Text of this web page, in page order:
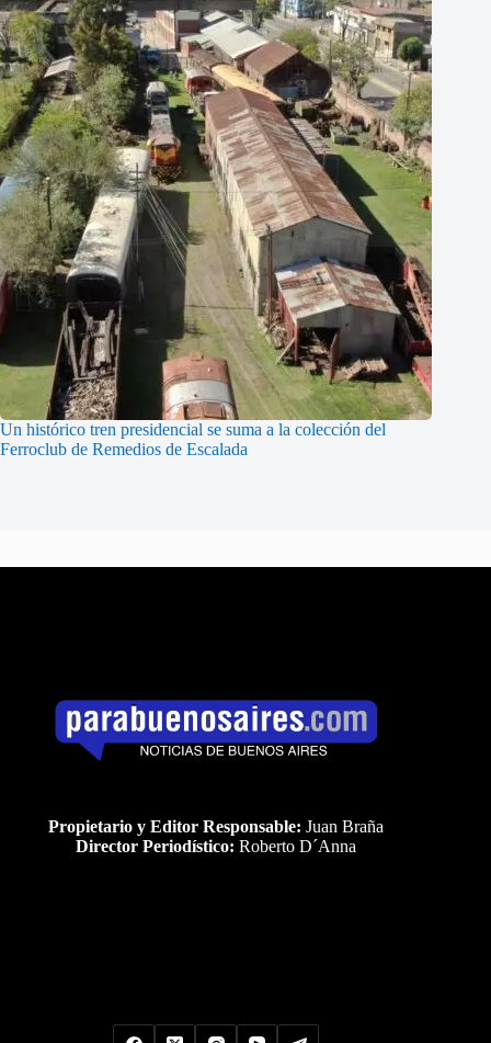
Un histórico tren presidencial se suma a la colección del
Ferroclub de Remedios de Escalada
Propietario y Editor Responsable: Juan Braña
Director Periodístico: Roberto D´Anna